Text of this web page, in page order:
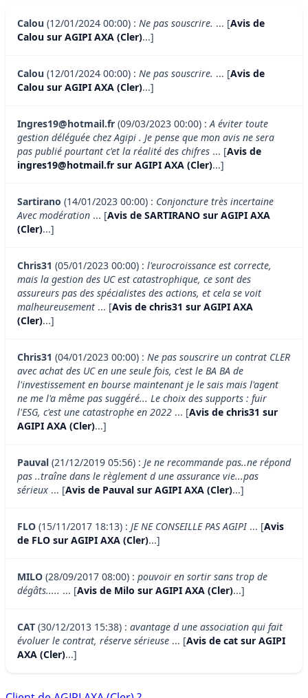
Calou (12/01/2024 00:00) : Ne pas souscrire. ... [Avis de
Calou sur AGIPI AXA (Cler)...]
Calou (12/01/2024 00:00) : Ne pas souscrire. ... [Avis de
Calou sur AGIPI AXA (Cler)...]
Ingres19@hotmail.fr (09/03/2023 00:00) :A éviter toute
gestion déléguée chez Agipi . Je pense que mon avis ne sera
pas publié pourtant c'et la réalité des chifres ... [Avis de
ingres19@hotmail.fr sur AGIPI AXA (Cler)...]
Sartirano (14/01/2023 00:00) : Conjoncture très incertaine
Avec modération ... [Avis de SARTIRANO sur AGIPI AXA
(Cler)...]
Chris31 (05/01/2023 00:00) : l'eurocroissance est correcte,
mais la gestion des UC est catastrophique, ce sont des
assureurs pas des spécialistes des actions, et cela se voit
malheureusement ... [Avis de chris31 sur AGIPI AXA
(Cler)...]
Chris31 (04/01/2023 00:00) : Ne pas souscrire un contrat CLER
avec achat des UC en une seule fois, c'est le BA BA de
l'investissement en bourse maintenant je le sais mais l'agent
ne me l'a même pas suggéré... Le choix des supports : fuir
l'ESG, c'est une catastrophe en 2022 ... [Avis de chris31 sur
AGIPI AXA (Cler)...]
Pauval (21/12/2019 05:56) : Je ne recommande pas..ne répond
pas ..traîne dans le règlement d une assurance vie...pas
sérieux ... [Avis de Pauval sur AGIPI AXA (Cler)...]
FLO (15/11/2017 18:13) : JE NE CONSEILLE PAS AGIPI... [Avis
de FLO sur AGIPI AXA (Cler)...]
MILO (28/09/2017 08:00) : pouvoir en sortir sans trop de
dégâts..... ... [Avis de Milo sur AGIPI AXA (Cler)...]
CAT (30/12/2013 15:38) : avantage d une association qui fait
évoluer le contrat, réserve sérieuse ... [Avis de cat sur AGIPI
AXA (Cler)...]